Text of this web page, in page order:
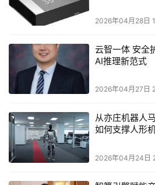
具体来说，三星将ProScaler 屏
动态优化画面内容，让出色的显示
果。此外，三星还将定制降噪算法
提升了Galaxy S25系列在暗光、
能够看出，从折叠形态的持续进化
星Galaxy系列手机始终以用户需
敢为人先。三星独特的Galaxy体
战，更是对智能手机未来的大胆预
2026年04月28日
云智一体 安全
AI推理新范式
2026年04月27日
从亦庄机器人
如何支撑人形
2026年04月24日